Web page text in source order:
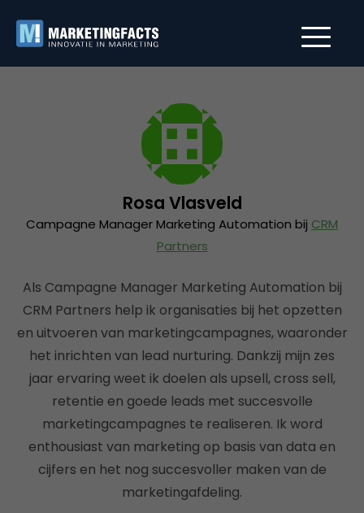
Rosa Vlasveld
Campagne Manager Marketing Automation bij CRM
Partners
Als Campagne Manager Marketing Automation bij
CRM Partners help ik organisaties bij het opzetten
en uitvoeren van marketingcampagnes, waaronder
het inrichten van lead nurturing. Dankzij mijn zes
jaar ervaring weet ik doelen als upsell, cross sell,
retentie en goede leads met succesvolle
marketingcampagnes te realiseren. Ik word
enthousiast van marketing op basis van data en
cijfers en het nog succesvoller maken van de
marketingafdeling.